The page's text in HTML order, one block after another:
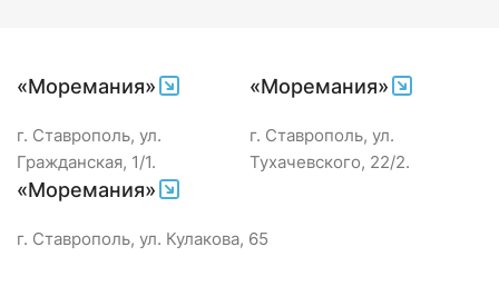
«Моремания»
г. Ставрополь, ул.
Гражданская, 1/1.
«Моремания»
г. Ставрополь, ул.
Тухачевского, 22/2.
«Моремания»
г. Ставрополь, ул. Кулакова, 65